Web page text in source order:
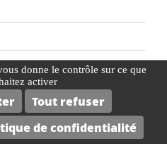
donne le contrôle sur ce que
activer
Tout refuser
de confidentialité